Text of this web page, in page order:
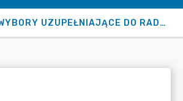
WYBORY UZUPEŁNIAJĄCE DO RADY GMINY 2026